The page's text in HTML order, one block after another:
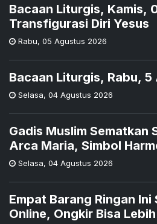
Bacaan Liturgis, Kamis,
Transfigurasi Diri Yesus
Rabu, 05 Agustus 2026
Bacaan Liturgis, Rabu,
Selasa, 04 Agustus 2026
Gadis Muslim Sematkan
Arca Maria, Simbol
Selasa, 04 Agustus 2026
Empat Barang Ringan Ini
Online, Ongkir Bisa